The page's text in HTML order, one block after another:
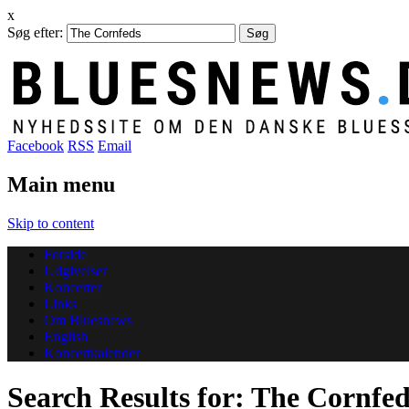
x
Søg efter:
Facebook RSS Email
Main menu
Skip to content
Forside
Udgivelser
Koncerter
Links
Om Bluesnews
English
Koncertkalender
Search Results for: The